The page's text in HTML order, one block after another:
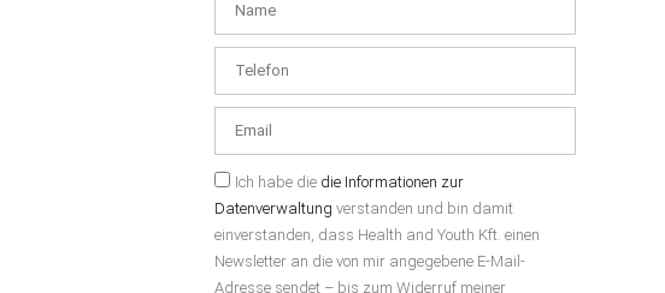
Ich habe die die Informationen zur
Datenverwaltung verstanden und bin damit
einverstanden, dass Health and Youth Kft. einen
Newsletter an die von mir angegebene E-Mail-
Adresse sendet – bis zum Widerruf meiner